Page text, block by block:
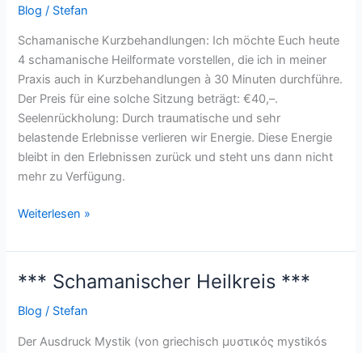
Blog / Stefan
Schamanische Kurzbehandlungen: Ich möchte Euch heute
4 schamanische Heilformate vorstellen, die ich in meiner
Praxis auch in Kurzbehandlungen à 30 Minuten durchführe.
Der Preis für eine solche Sitzung beträgt: €40,–.
Seelenrückholung: Durch traumatische und sehr
belastende Erlebnisse verlieren wir Energie. Diese Energie
bleibt in den Erlebnissen zurück und steht uns dann nicht
mehr zu Verfügung.
***
Weiterlesen »
*** Schamanischer Heilkreis ***
Blog / Stefan
Der Ausdruck Mystik (von griechisch μυστικός mystikós
***
Heilkreis
***